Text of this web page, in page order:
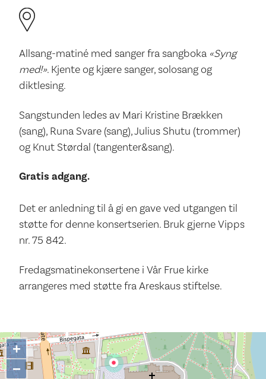
Allsang-matiné med sanger fra sangboka «Syng
med!». Kjente og kjære sanger, solosang og
diktlesing.
Sangstunden ledes av Mari Kristine Brækken
(sang), Runa Svare (sang), Julius Shutu (trommer)
og Knut Størdal (tangenter&sang).
Gratis adgang.
Det er anledning til å gi en gave ved utgangen til
støtte for denne konsertserien. Bruk gjerne Vipps
nr. 75 842.
Fredagsmatinekonsertene i Vår Frue kirke
arrangeres med støtte fra Areskaus stiftelse.
+
−